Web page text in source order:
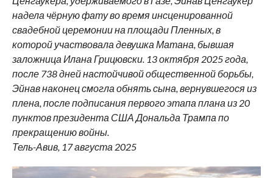
надела чёрную фату во время инсценированной
свадебной церемонии на площади Пленных, в
которой участвовала девушка Матана, бывшая
заложница Илана Грицювски. 13 октября 2025 года,
после 738 дней настойчивой общественной борьбы,
Эйнав наконец смогла обнять сына, вернувшегося из
плена, после подписания первого этапа плана из 20
пунктов президента США Дональда Трампа по
прекращению войны.
Тель-Авив, 17 августа 2025